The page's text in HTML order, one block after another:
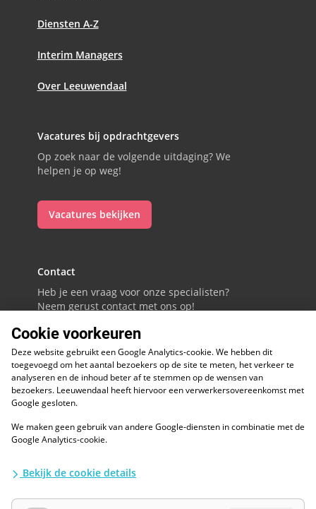
Diensten A-Z
Interim Managers
Over Leeuwendaal
Contact
Heb je een vraag voor onze specialisten?
Neem gerust contact met ons op!
088 - 0086800
Volg ons op LinkedIn
Vacatures bij opdrachtgevers
Op zoek naar de volgende uitdaging? We
helpen je op weg!
Vacatures bekijken
ESG
Diversiteit en inclusie
Algemene voorwaarden
Waarborgen privacy en informatiebeveiliging
Cookie voorkeuren
Deze website gebruikt een Google Analytics-cookie. We hebben dit
toegevoegd om het aantal bezoekers op de site te meten, het verkeer te
analyseren en de inhoud beter af te stemmen op de wensen van
bezoekers. Leeuwendaal heeft hiervoor een verwerkersovereenkomst met
Google gesloten.
We maken geen gebruik van andere Google-diensten in combinatie met de
Google Analytics-cookie.
Bekijk de cookie details